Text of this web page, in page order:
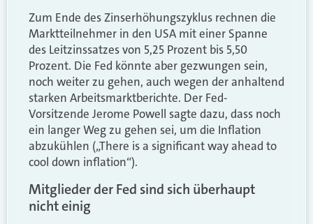
Zum Ende des Zinserhöhungszyklus rechnen die
Marktteilnehmer in den USA mit einer Spanne
des Leitzinssatzes von 5,25 Prozent bis 5,50
Prozent. Die Fed könnte aber gezwungen sein,
noch weiter zu gehen, auch wegen der anhaltend
starken Arbeitsmarktberichte. Der Fed-
Vorsitzende Jerome Powell sagte dazu, dass noch
ein langer Weg zu gehen sei, um die Inflation
abzukühlen („There is a significant way ahead to
cool down inflation“).
Mitglieder der Fed sind sich überhaupt
nicht einig